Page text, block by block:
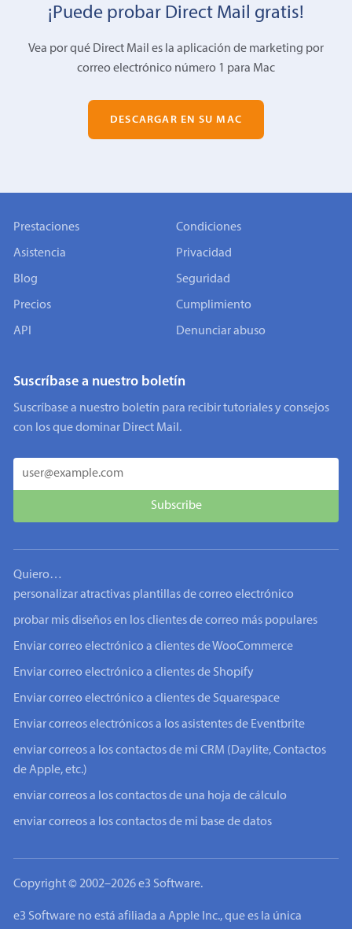
¡Puede probar Direct Mail gratis!
Vea por qué Direct Mail es la aplicación de marketing por
correo electrónico número 1 para Mac
DESCARGAR EN SU MAC
Prestaciones
Asistencia
Blog
Precios
API
Condiciones
Privacidad
Seguridad
Cumplimiento
Denunciar abuso
Suscríbase a nuestro boletín
Suscríbase a nuestro boletín para recibir tutoriales y consejos
con los que dominar Direct Mail.
Quiero…
personalizar atractivas plantillas de correo electrónico
probar mis diseños en los clientes de correo más populares
Enviar correo electrónico a clientes de WooCommerce
Enviar correo electrónico a clientes de Shopify
Enviar correo electrónico a clientes de Squarespace
Enviar correos electrónicos a los asistentes de Eventbrite
enviar correos a los contactos de mi CRM (Daylite, Contactos
de Apple, etc.)
enviar correos a los contactos de una hoja de cálculo
enviar correos a los contactos de mi base de datos
Copyright © 2002–2026 e3 Software.
e3 Software no está afiliada a Apple Inc., que es la única